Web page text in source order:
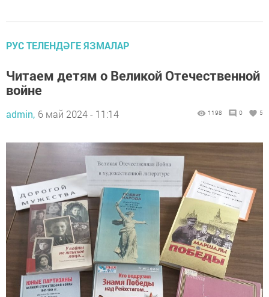
РУС ТЕЛЕНДӘГЕ ЯЗМАЛАР
Читаем детям о Великой Отечественной
войне
admin, 6 май 2024 - 11:14 1198 0 5